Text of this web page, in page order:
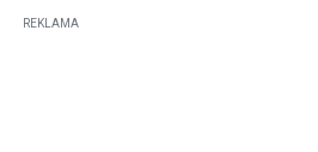
REKLAMA